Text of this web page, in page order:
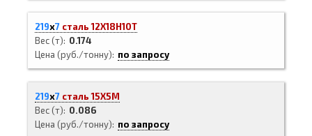
219х7 сталь 12Х18Н10Т
Вес (т)
0.174
Цена (руб./тонну)
по запросу
219х7 сталь 15Х5М
Вес (т)
0.086
Цена (руб./тонну)
по запросу